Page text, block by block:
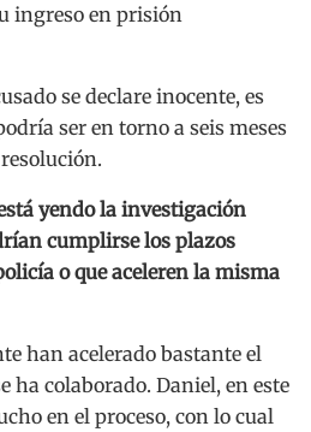
ingreso en prisión
se declare inocente, es
ser en torno a seis meses
yendo la investigación
cumplirse los plazos
o que aceleren la misma
han acelerado bastante el
ha colaborado. Daniel, en este
en el proceso, con lo cual